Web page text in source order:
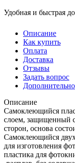
Удобная и быстрая
Описание
Как купить
Оплата
Доставка
Отзывы
Задать вопрос
Дополнительно
Описание
Самоклеющийся
слоем, защищенный
сторон, основа
Самоклеющийся
для изготовления
пластика для